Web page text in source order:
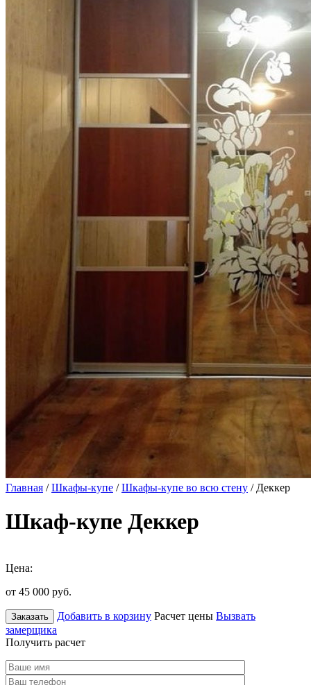
Главная /Шкафы-купе /Шкафы-купе во всю стену / Деккер
Шкаф-купе Деккер
Цена:
от 45 000 руб.
Заказать Добавить в корзину Расчет цены Вызвать
замерщика
Получить расчет